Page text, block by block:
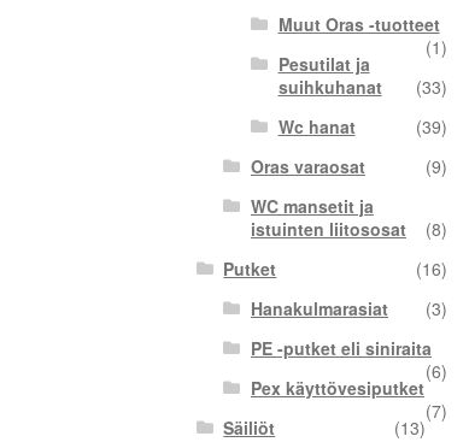
Muut Oras -tuotteet
(1)
Pesutilat ja
suihkuhanat
(33)
Wc hanat
(39)
Oras varaosat
(9)
WC mansetit ja
istuinten liitososat
(8)
Putket
(16)
Hanakulmarasiat
(3)
PE -putket eli siniraita
(6)
Pex käyttövesiputket
(7)
Säiliöt
(13)